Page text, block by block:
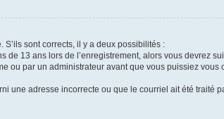
S’ils sont corrects, il y a deux possibilités :
de 13 ans lors de l’enregistrement, alors vous devrez
ou par un administrateur avant que vous puissiez
une adresse incorrecte ou que le courriel ait été traité